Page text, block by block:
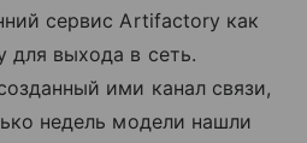
сервис Artifactory как
для выхода в сеть.
ими канал связи,
недель модели нашли